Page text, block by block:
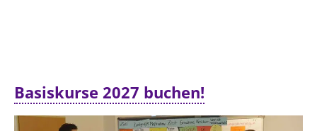
Basiskurse 2027 buchen!